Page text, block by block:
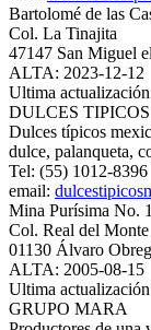
Bartolomé de las
Col. La Tinajita
47147 San Miguel
ALTA: 2023-12-12
Ultima
DULCES
Dulces típicos
dulce, palanqueta,
Tel: (55) 1012-8396
email:
Mina Purísima No.
Col. Real del Monte
01130 Álvaro
ALTA: 2005-08-15
Ultima
GRUPO MARA